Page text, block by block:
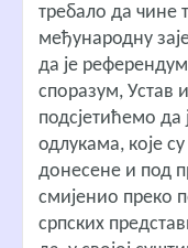
требало да чине
међународну
да је
споразум, Устав
подсјетићемо да
одлукама, које
донесене и под
смијенио преко
српских